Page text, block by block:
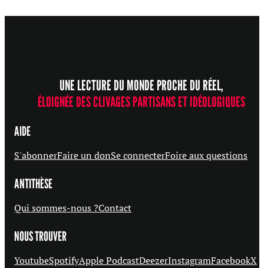
UNE LECTURE DU MONDE PROCHE DU RÉEL,
ÉLOIGNÉE DES CLIVAGES PARTISANS ET IDÉOLOGIQUES
AIDE
S'abonnerFaire un donSe connecterFoire aux questions
ANTITHÈSE
Qui sommes-nous ?Contact
NOUS TROUVER
YoutubeSpotifyApple PodcastDeezerInstagramFacebookX